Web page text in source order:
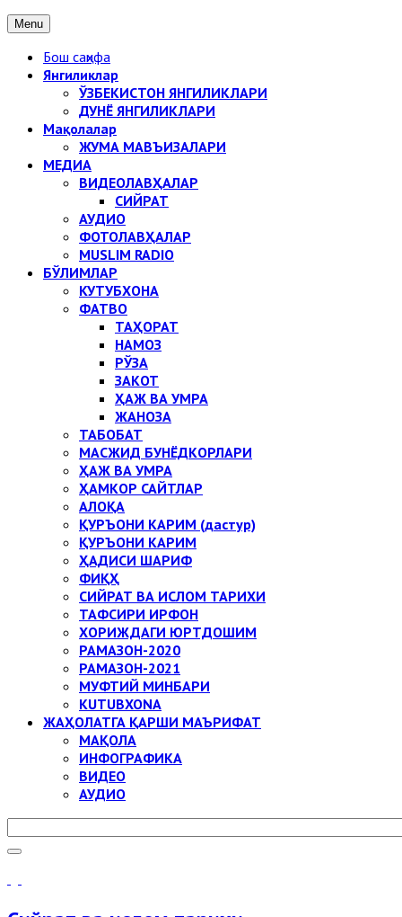
Menu
Бош саҳифа
Янгиликлар
ЎЗБЕКИСТОН ЯНГИЛИКЛАРИ
ДУНЁ ЯНГИЛИКЛАРИ
Мақолалар
ЖУМА МАВЪИЗАЛАРИ
МЕДИА
ВИДЕОЛАВҲАЛАР
СИЙРАТ
АУДИО
ФОТОЛАВҲАЛАР
MUSLIM RADIO
БЎЛИМЛАР
КУТУБХОНА
ФАТВО
ТАҲОРАТ
НАМОЗ
РЎЗА
ЗАКОТ
ҲАЖ ВА УМРА
ЖАНОЗА
ТАБОБАТ
МАСЖИД БУНЁДКОРЛАРИ
ҲАЖ ВА УМРА
ҲАМКОР САЙТЛАР
АЛОҚА
ҚУРЪОНИ КАРИМ (дастур)
ҚУРЪОНИ КАРИМ
ҲАДИСИ ШАРИФ
ФИҚҲ
СИЙРАТ ВА ИСЛОМ ТАРИХИ
ТАФСИРИ ИРФОН
ХОРИЖДАГИ ЮРТДОШИМ
РАМАЗОН-2020
РАМАЗОН-2021
МУФТИЙ МИНБАРИ
KUTUBXONA
ЖАҲОЛАТГА ҚАРШИ МАЪРИФАТ
МАҚОЛА
ИНФОГРАФИКА
ВИДЕО
АУДИО